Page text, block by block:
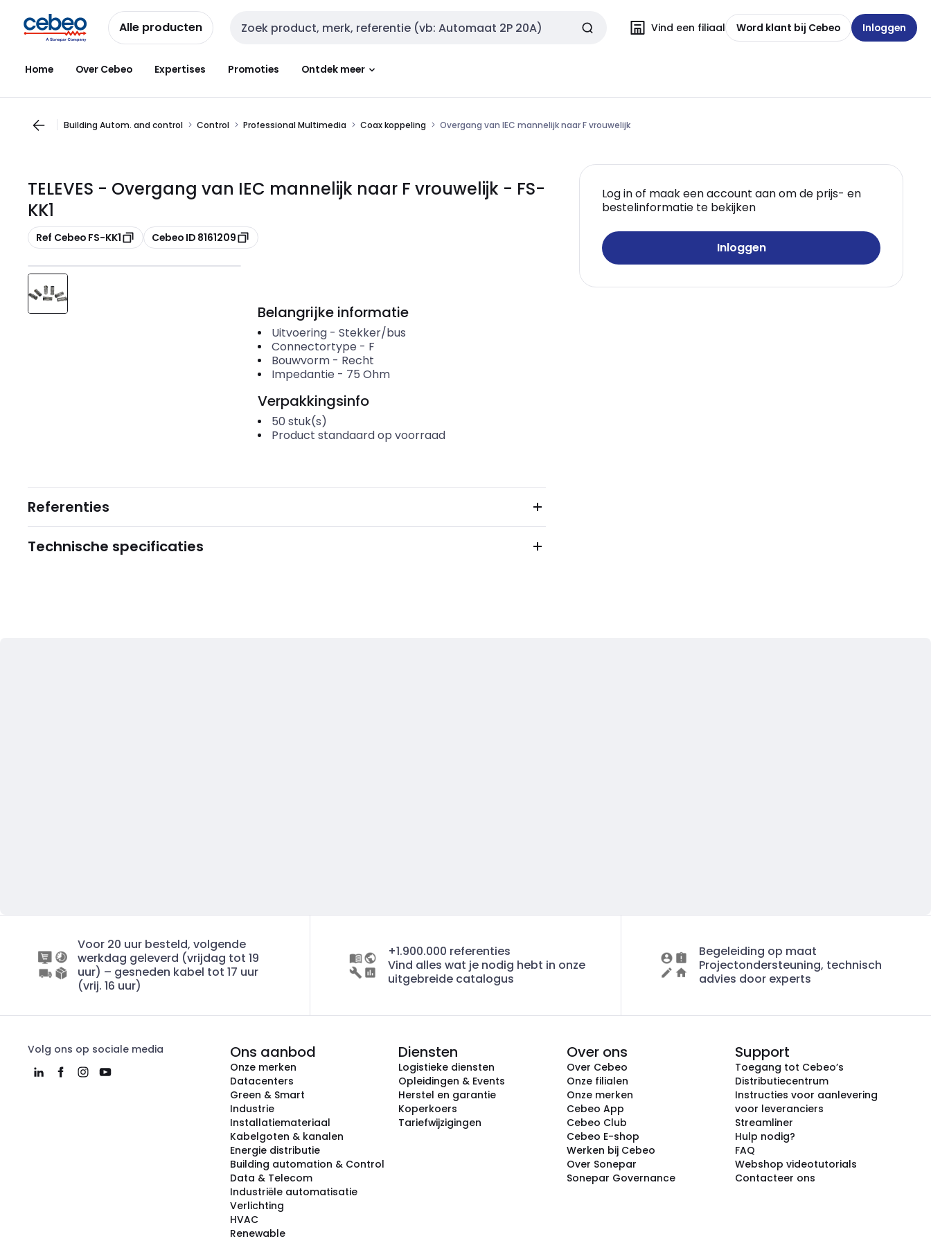
naar
navigatie
naar
inhoud
Alle producten Zoekveld invoer Vind een filiaal Word klant bij Cebeo Inloggen
Home Over Cebeo Expertises Promoties Ontdek meer
Building Autom. and control Control Professional Multimedia Coax koppeling Overgang van IEC mannelijk naar F vrouwelijk
TELEVES - Overgang van IEC mannelijk naar F vrouwelijk - FS-
KK1
Kopiëren
Ref Cebeo FS-KK1 Kopiëren
Cebeo ID 8161209
Log in of maak een account aan om de prijs- en
bestelinformatie te bekijken
Inloggen
Belangrijke informatie
Uitvoering- Stekker/bus
Connectortype - F
Bouwvorm- Recht
Impedantie - 75 Ohm
Verpakkingsinfo
50 stuk(s)
Product standaard op voorraad
Referenties
Technische specificaties
Voor 20 uur besteld, volgende
werkdag geleverd (vrijdag tot 19
uur) – gesneden kabel tot 17 uur
(vrij. 16 uur)
+1.900.000 referenties
Vind alles wat je nodig hebt in onze
uitgebreide catalogus
Begeleiding op maat
Projectondersteuning, technisch
advies door experts
Volg ons op sociale media Ons aanbod
Onze merken
Datacenters
Green & Smart
Industrie
Installatiemateriaal
Kabelgoten & kanalen
Energie distributie
Building automation & Control
Data & Telecom
Industriële automatisatie
Verlichting
HVAC
Renewable
Diensten
Logistieke diensten
Opleidingen & Events
Herstel en garantie
Koperkoers
Tariefwijzigingen
Over ons
Over Cebeo
Onze filialen
Onze merken
Cebeo App
Cebeo Club
Cebeo E-shop
Werken bij Cebeo
Over Sonepar
Sonepar Governance
Support
Toegang tot Cebeo’s
Distributiecentrum
Instructies voor aanlevering
voor leveranciers
Streamliner
Hulp nodig?
FAQ
Webshop videotutorials
Contacteer ons